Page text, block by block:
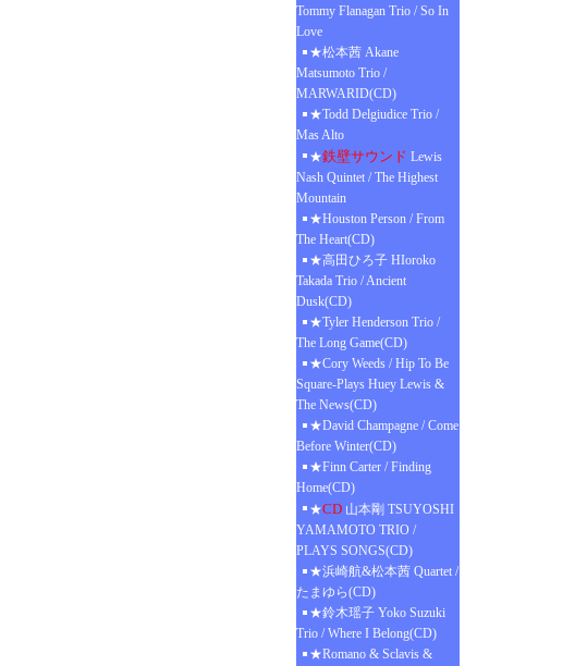
Tommy Flanagan Trio / So In
Love
★松本茜 Akane
Matsumoto Trio /
MARWARID(CD)
★Todd Delgiudice Trio /
Mas Alto
★鉄壁サウンド Lewis
Nash Quintet / The Highest
Mountain
★Houston Person / From
The Heart(CD)
★高田ひろ子 HIoroko
Takada Trio / Ancient
Dusk(CD)
★Tyler Henderson Trio /
The Long Game(CD)
★Cory Weeds / Hip To Be
Square-Plays Huey Lewis &
The News(CD)
★David Champagne / Come
Before Winter(CD)
★Finn Carter / Finding
Home(CD)
★CD 山本剛 TSUYOSHI
YAMAMOTO TRIO /
PLAYS SONGS(CD)
★浜崎航&松本茜 Quartet /
たまゆら(CD)
★鈴木瑶子 Yoko Suzuki
Trio / Where I Belong(CD)
★Romano & Sclavis &